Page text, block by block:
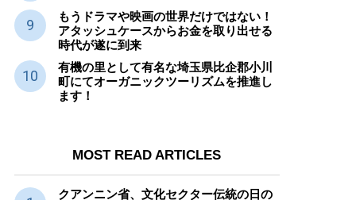
もうドラマや映画の世界だけではない！
アタッシュケースからお金を取り出せる
時代が遂に到来
有機の里として有名な埼玉県比企郡小川
町にてオーガニックツーリズムを推進し
ます！
MOST READ ARTICLES
クアンニン省、文化セクター伝統の日の